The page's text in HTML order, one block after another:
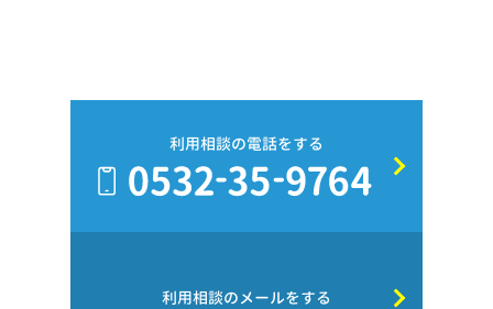
利用相談の電話をする
利用相談のメールをする